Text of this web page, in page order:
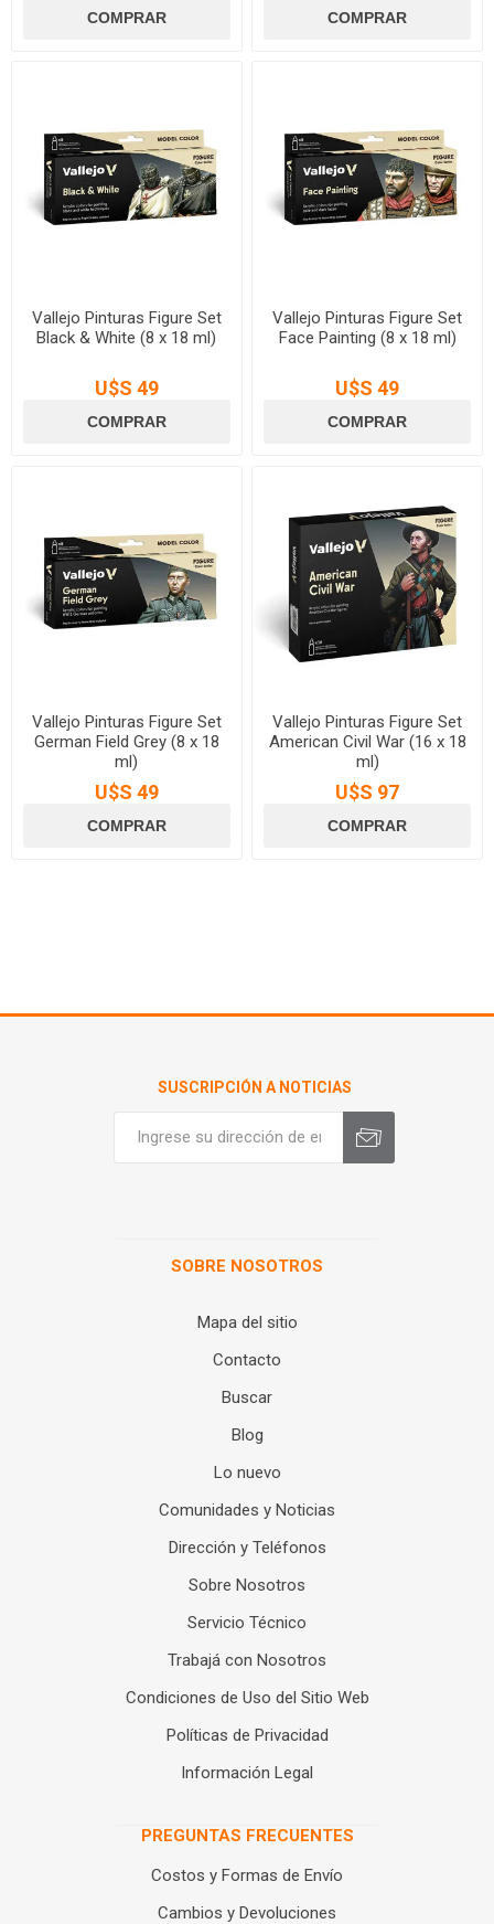
Vallejo Pinturas Figure Set
Black & White (8 x 18 ml)
U$S 49
Vallejo Pinturas Figure Set
Face Painting (8 x 18 ml)
U$S 49
Vallejo Pinturas Figure Set
German Field Grey (8 x 18
ml)
U$S 49
Vallejo Pinturas Figure Set
American Civil War (16 x 18
ml)
U$S 97
SUSCRIPCIÓN A NOTICIAS
SOBRE NOSOTROS
Mapa del sitio
Contacto
Buscar
Blog
Lo nuevo
Comunidades y Noticias
Dirección y Teléfonos
Sobre Nosotros
Servicio Técnico
Trabajá con Nosotros
Condiciones de Uso del Sitio Web
Políticas de Privacidad
Información Legal
PREGUNTAS FRECUENTES
Costos y Formas de Envío
Cambios y Devoluciones